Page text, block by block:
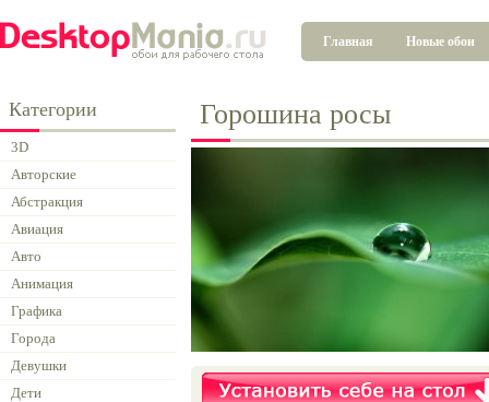
Главная Новые обои
Категории
3D
Авторские
Абстракция
Авиация
Авто
Анимация
Графика
Города
Девушки
Дети
Горошина росы